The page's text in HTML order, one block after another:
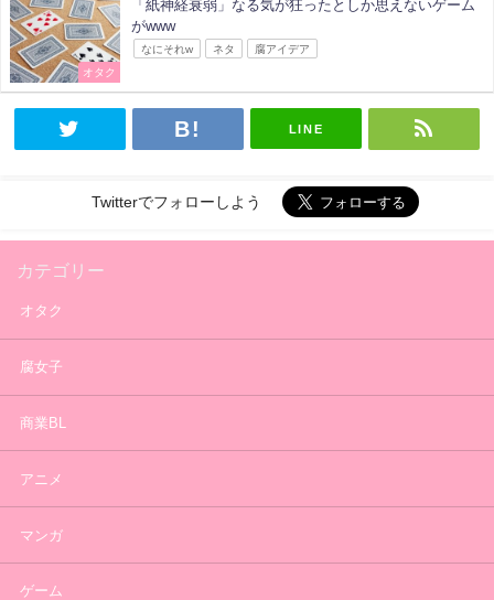
オタク
「紙神経衰弱」なる気が狂ったとしか思えないゲーム
がwww
なにそれw ネタ 腐アイデア
LINE
Twitterでフォローしよう
カテゴリー
オタク
腐女子
商業BL
アニメ
マンガ
ゲーム